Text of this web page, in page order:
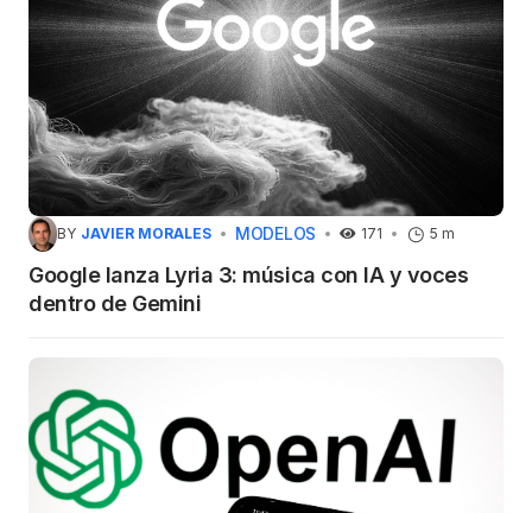
BY JAVIER MORALES MODELOS 171 5 m
Google lanza Lyria 3: música con IA y voces
dentro de Gemini